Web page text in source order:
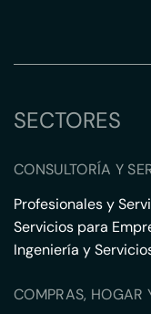
SECTORES
CONSULTORÍA Y
Profesionales y
Servicios para
Ingeniería y
COMPRAS, HOGAR